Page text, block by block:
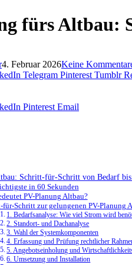
fürs Altbau:
4. Februar 2026Keine
Telegram Pinterest Tumblr
Pinterest Email
Schritt-für-Schritt von Bedarf
in 60 Sekunden
PV-Planung Altbau?
für-Schritt zur gelungenen PV-Planung
1. Bedarfsanalyse: Wie viel Strom wird
2. Standort- und Dachanalyse
3. Wahl der Systemkomponenten
4. Erfassung und Prüfung rechtlicher
5. Angebotseinholung und
6. Umsetzung und Installation